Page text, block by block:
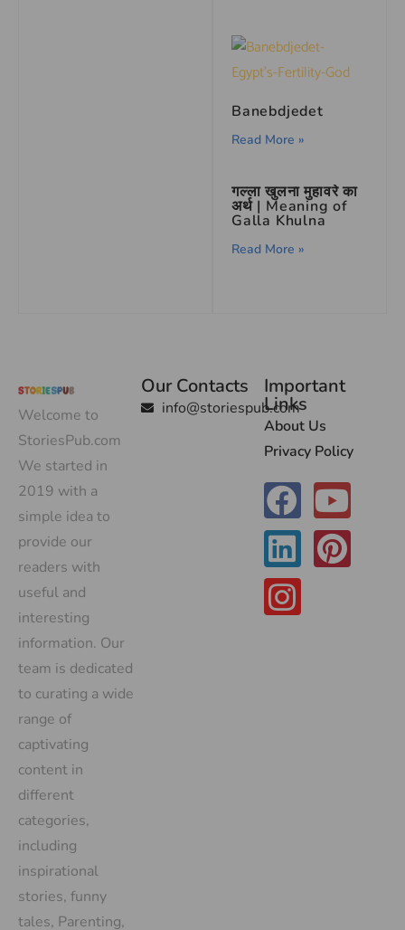
Banebdjedet
Read More »
गल्ला खुलना मुहावरे का
अर्थ | Meaning of
Galla Khulna
Read More »
Welcome to
StoriesPub.com
We started in
2019 with a
simple idea to
provide our
readers with
useful and
interesting
information. Our
team is dedicated
to curating a wide
range of
captivating
content in
different
categories,
including
inspirational
stories, funny
tales, Parenting,
Our Contacts
info@storiespub.com
Important
Links
About Us
Privacy Policy